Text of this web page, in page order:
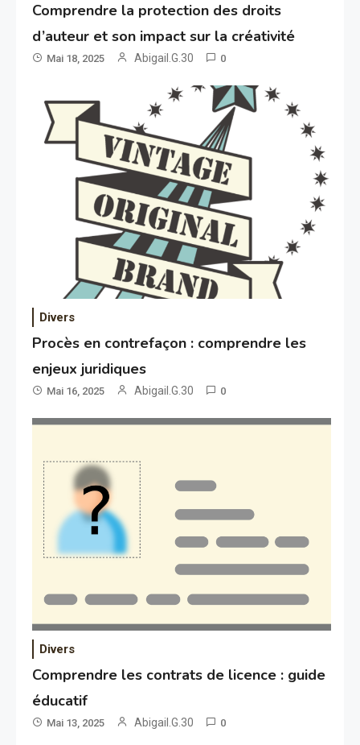
Comprendre la protection des droits
d’auteur et son impact sur la créativité
Mai 18, 2025 Abigail.G.30 0
Divers
Procès en contrefaçon : comprendre les
enjeux juridiques
Mai 16, 2025 Abigail.G.30 0
Divers
Comprendre les contrats de licence : guide
éducatif
Mai 13, 2025 Abigail.G.30 0